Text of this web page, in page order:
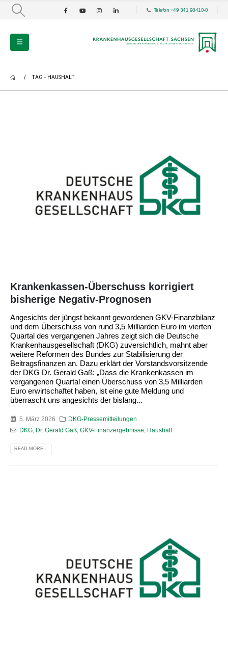
Telefon +49 341 98410-0
TAG - HAUSHALT
Krankenkassen-Überschuss korrigiert
bisherige Negativ-Prognosen
Angesichts der jüngst bekannt gewordenen GKV-Finanzbilanz
und dem Überschuss von rund 3,5 Milliarden Euro im vierten
Quartal des vergangenen Jahres zeigt sich die Deutsche
Krankenhausgesellschaft (DKG) zuversichtlich, mahnt aber
weitere Reformen des Bundes zur Stabilisierung der
Beitragsfinanzen an. Dazu erklärt der Vorstandsvorsitzende
der DKG Dr. Gerald Gaß: „Dass die Krankenkassen im
vergangenen Quartal einen Überschuss von 3,5 Milliarden
Euro erwirtschaftet haben, ist eine gute Meldung und
überrascht uns angesichts der bislang...
5. März 2026
DKG-Pressemitteilungen
DKG, Dr. Gerald Gaß, GKV-Finanzergebnisse Haushalt
READ MORE...